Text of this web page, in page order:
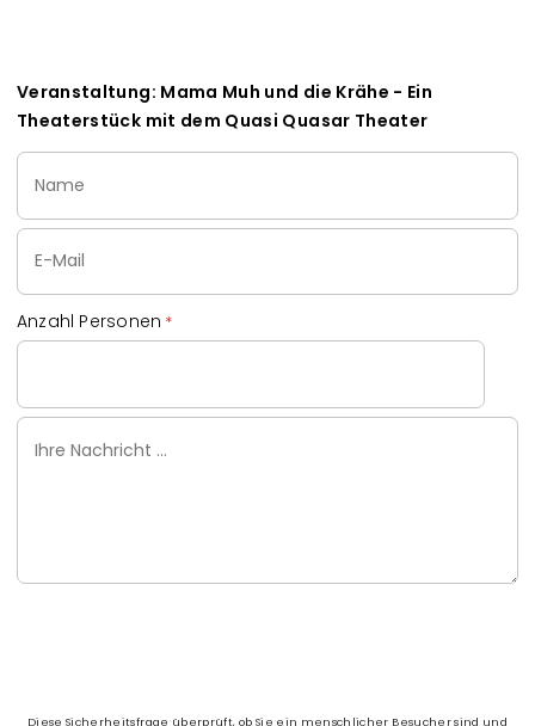
Veranstaltung: Mama Muh und die Krähe - Ein
Theaterstück mit dem Quasi Quasar Theater
Name
Email
Anzahl Personen
Ihre
Nachricht
Diese Sicherheitsfrage überprüft, ob Sie ein menschlicher Besucher sind und